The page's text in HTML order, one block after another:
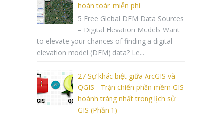
hoàn toàn miễn phí
5 Free Global DEM Data Sources
– Digital Elevation Models Want
to elevate your chances of finding a digital
elevation model (DEM) data? Le...
27 Sự khác biệt giữa ArcGIS và
QGIS - Trận chiến phần mềm GIS
hoành tráng nhất trong lịch sử
GIS (Phần 1)